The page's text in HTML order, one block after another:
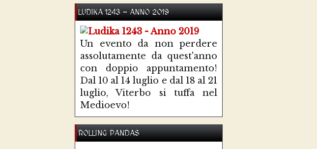
LUDIKA 1243 - ANNO 2019
Un evento da non perdere
assolutamente da quest'anno
con doppio appuntamento!
Dal 10 al 14 luglio e dal 18 al 21
luglio, Viterbo si tuffa nel
Medioevo!
ROLLING PANDAS